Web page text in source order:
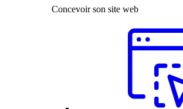
Concevoir son site web